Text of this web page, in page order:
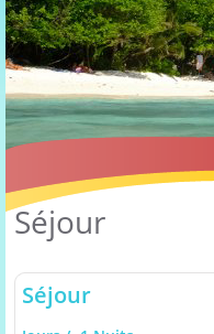
Séjour
Séjour